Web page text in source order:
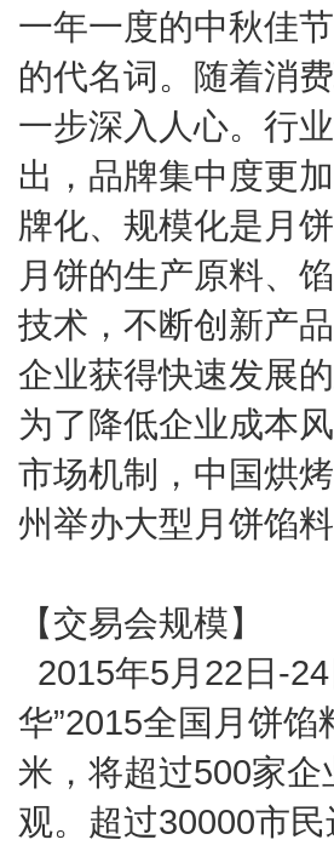
一年一度的中秋佳
的代名词。随着消
一步深入人心。行
出，品牌集中度更
牌化、规模化是月
月饼的生产原料、
技术，不断创新产
企业获得快速发展的
为了降低企业成本
市场机制，中国烘
州举办大型月饼馅
【交易会规模】
2015年5月22日-
华”2015全国月饼
米，将超过500家
观。超过30000市